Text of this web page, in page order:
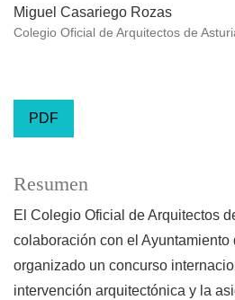
Miguel Casariego Rozas
Colegio Oficial de Arquitectos de
PDF
Resumen
El Colegio Oficial de Arquitectos
colaboración con el Ayuntamiento
organizado un concurso
intervención arquitectónica y la